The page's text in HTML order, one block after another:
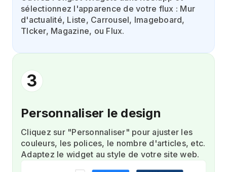
sélectionnez l'apparence de votre flux : Mur
d'actualité, Liste, Carrousel, Imageboard,
TIcker, Magazine, ou Flux.
3
Personnaliser le design
Cliquez sur "Personnaliser" pour ajuster les
couleurs, les polices, le nombre d'articles, etc.
Adaptez le widget au style de votre site web.